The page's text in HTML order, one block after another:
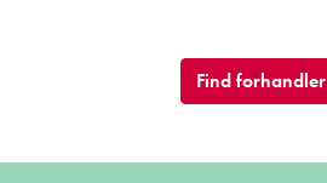
Find forhandler